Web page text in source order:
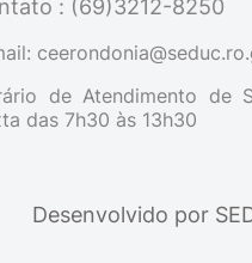
: (69)3212-8250
de Atendimento de
das 7h30 às 13h30
ㅤㅤㅤㅤㅤDesenvolvido